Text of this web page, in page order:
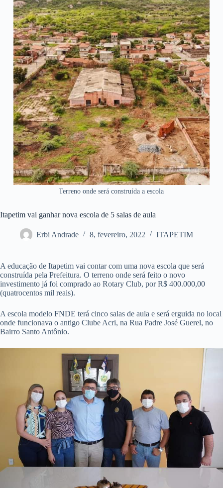
Terreno onde será construída a escola
Itapetim vai ganhar nova escola de 5 salas de aula
Erbi Andrade 8, fevereiro, 2022 ITAPETIM
A educação de Itapetim vai contar com uma nova escola que será
construída pela Prefeitura. O terreno onde será feito o novo
investimento já foi comprado ao Rotary Club, por R$ 400.000,00
(quatrocentos mil reais).
A escola modelo FNDE terá cinco salas de aula e será erguida no local
onde funcionava o antigo Clube Acri, na Rua Padre José Guerel, no
Bairro Santo Antônio.